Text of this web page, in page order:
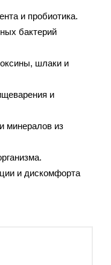
и пробиотика.
бактерий
шлаки и
и
минералов из
и дискомфорта